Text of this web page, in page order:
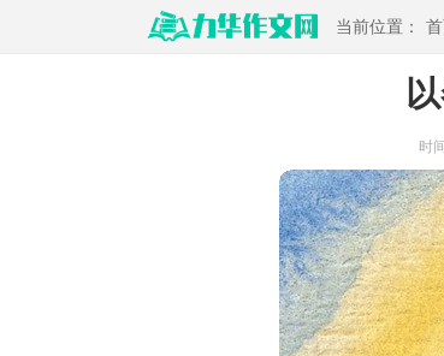
当前位置： 首
时